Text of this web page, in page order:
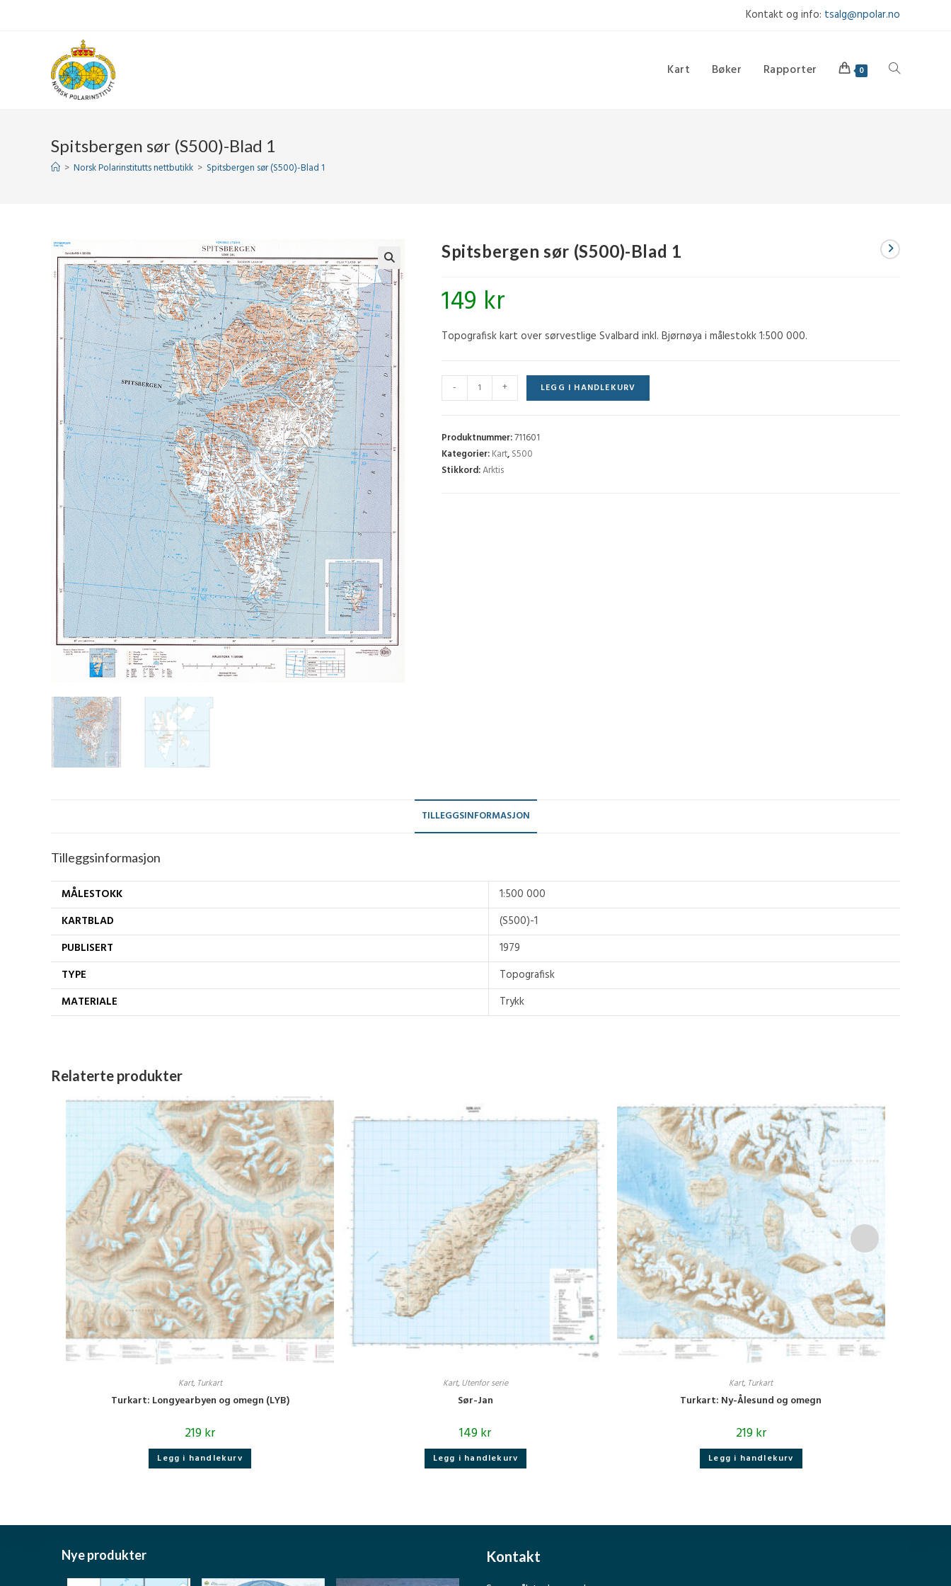
Kontakt og info: tsalg@npolar.no
Kart Bøker Rapporter 0 Toggle
Spitsbergen sør (S500)-Blad 1
> Norsk Polarinstitutts nettbutikk > Spitsbergen sør (S500)-Blad 1
🔍
Spitsbergen sør (S500)-Blad 1
149 kr
Topografisk kart over sørvestlige Svalbard inkl. Bjørnøya i målestokk 1:500 000.
Spitsbergen
sør
Blad
1
antall
- + LEGG I HANDLEKURV
Produktnummer:711601
Kategorier:Kart,S500
Stikkord:Arktis
TILLEGGSINFORMASJON
Tilleggsinformasjon
MÅLESTOKK
1:500 000
KARTBLAD
(S500)-1
PUBLISERT
1979
TYPE
Topografisk
MATERIALE
Trykk
Relaterte produkter
Kart, Turkart
Turkart: Longyearbyen og omegn (LYB)
219kr
Legg i handlekurv
Kart, Utenfor serie
Sør-Jan
149kr
Legg i handlekurv
Kart, Turkart
Turkart: Ny-Ålesund og omegn
219kr
Legg i handlekurv
Nye produkter
Kontakt